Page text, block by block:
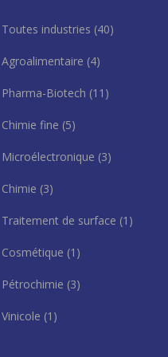
Toutes industries (40)
Agroalimentaire (4)
Pharma-Biotech (11)
Chimie fine (5)
Microélectronique (3)
Chimie (3)
Traitement de surface (1)
Cosmétique (1)
Pétrochimie (3)
Vinicole (1)